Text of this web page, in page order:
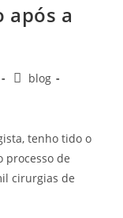
após a
blog
tenho tido o
processo de
cirurgias de